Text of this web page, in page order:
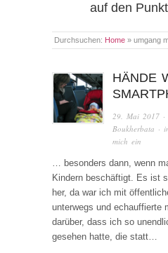
auf den
Durchsuchen: Home » umgang
HÄNDE
29. Mai 2017
Boukherbata ·
mich ein
… besonders dann, wenn
Kindern beschäftigt. Es ist
her, da war ich mit
unterwegs und echauffierte
darüber, dass ich so
gesehen hatte, die statt…